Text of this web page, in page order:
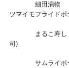
細田漬物 3
ツマイモフライドポ
まるこ寿し 3
司)
サムライボ